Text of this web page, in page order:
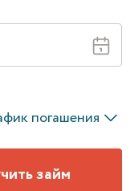
погашения
займ